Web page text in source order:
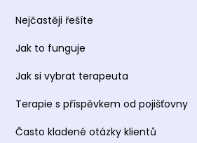
Nejčastěji řešíte
Jak to funguje
Jak si vybrat terapeuta
Terapie s příspěvkem od pojišťovny
Často kladené otázky klientů